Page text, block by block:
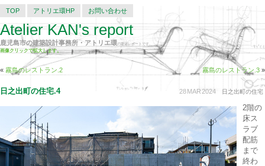
TOP アトリエ環HP お問い合わせ
Atelier KAN's report
鹿児島市の建築設計事務所・アトリエ環の建築レポートです。
画像クリックで拡大します。
« 霧島のレストラン.2 霧島のレストラン.3 »
28MAR2024 日之出町の住宅
日之出町の住宅.4
2階の
床ス
ラブ
配筋
まで
終わ